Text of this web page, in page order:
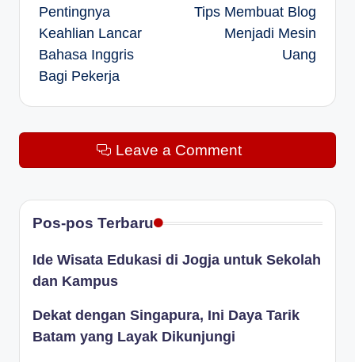
navigation
Pentingnya
Keahlian Lancar
Bahasa Inggris
Bagi Pekerja
Tips Membuat Blog
Menjadi Mesin
Uang
Leave a Comment
Pos-pos Terbaru
Ide Wisata Edukasi di Jogja untuk Sekolah
dan Kampus
Dekat dengan Singapura, Ini Daya Tarik
Batam yang Layak Dikunjungi